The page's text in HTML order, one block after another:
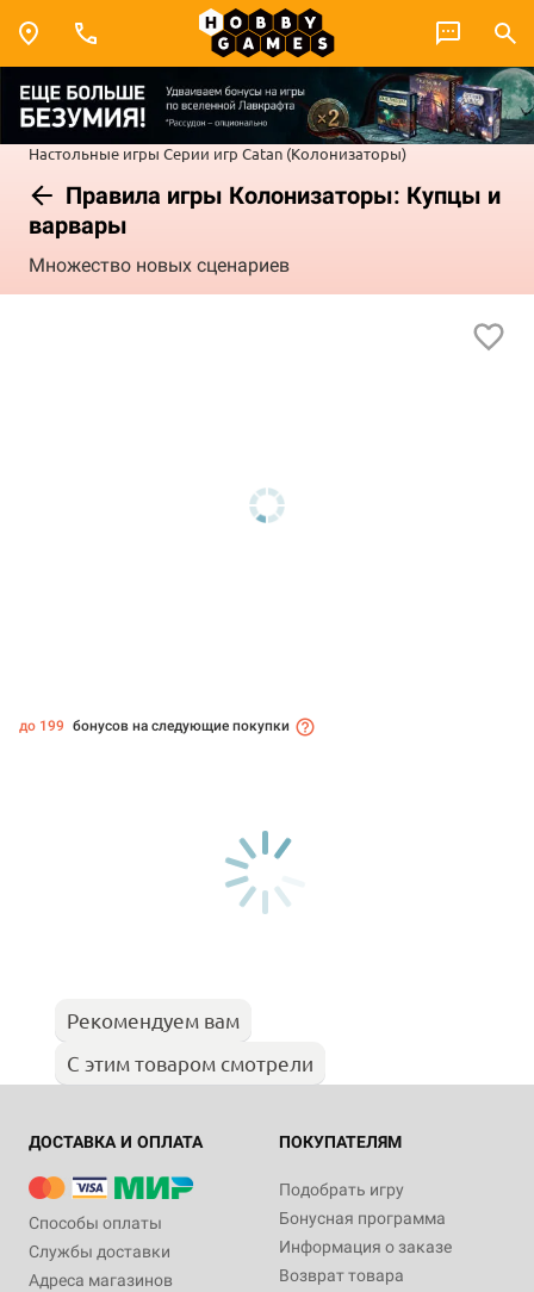
Настольные игры Серии игр Catan (Колонизаторы)
Правила игры Колонизаторы: Купцы и
варвары
Множество новых сценариев
до 199 бонусов на следующие покупки
Рекомендуем вам
С этим товаром смотрели
ДОСТАВКА И ОПЛАТА
Способы оплаты
Службы доставки
Адреса магазинов
ПОКУПАТЕЛЯМ
Подобрать игру
Бонусная программа
Информация о заказе
Возврат товара